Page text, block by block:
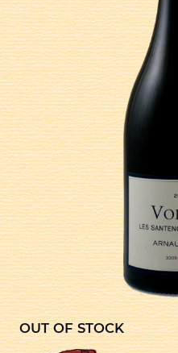
OUT OF STOCK